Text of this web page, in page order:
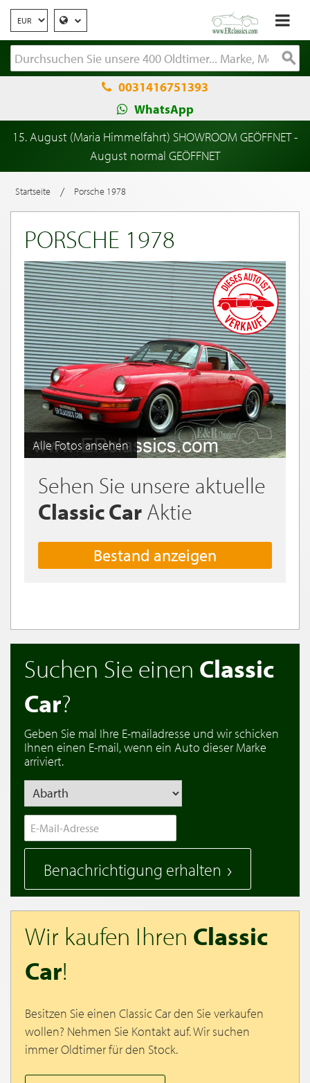
0031416751393
WhatsApp
15. August (Maria Himmelfahrt) SHOWROOM GEÖFFNET -
August normal GEÖFFNET
Startseite / Porsche 1978
PORSCHE 1978
Alle Fotos ansehen
Sehen Sie unsere aktuelle
Classic Car Aktie
Bestand anzeigen
Suchen Sie einen Classic
Car?
Geben Sie mal Ihre E-mailadresse und wir schicken
Ihnen einen E-mail, wenn ein Auto dieser Marke
arriviert.
Benachrichtigung erhalten
Wir kaufen Ihren Classic
Car!
Besitzen Sie einen Classic Car den Sie verkaufen
wollen? Nehmen Sie Kontakt auf. Wir suchen
immer Oldtimer für den Stock.